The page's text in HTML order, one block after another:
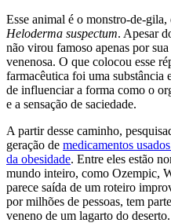
Esse animal é o monstro-de-
Heloderma suspectum. Apesar
não virou famoso apenas por
venenosa. O que colocou esse
farmacêutica foi uma substância
de influenciar a forma como o
e a sensação de saciedade.
A partir desse caminho,
geração de medicamentos
da obesidade. Entre eles estão
mundo inteiro, como Ozempic,
parece saída de um roteiro
por milhões de pessoas, tem
veneno de um lagarto do deserto.